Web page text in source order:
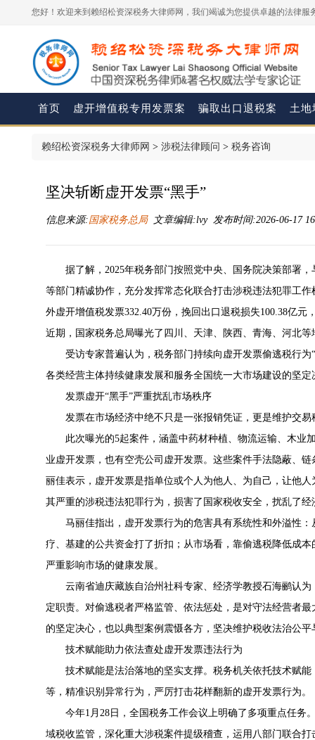
您好！欢迎来到赖绍松资深税务大律师网，我们竭诚为您提供卓越的法律服
首页 虚开增值税专用发票案 骗取出口退税案 土地
赖绍松资深税务大律师网 > 涉税法律顾问 > 税务咨询
坚决斩断虚开发票“黑手”
信息来源:国家税务总局文章编辑:lvy 发布时间:2026-06-17
据了解，2025年税务部门按照党中央、国务院决策部署
等部门精诚协作，充分发挥常态化联合打击涉税违法犯罪工
外虚开增值税发票332.40万份，挽回出口退税损失100.38亿
近期，国家税务总局曝光了四川、天津、陕西、青海、河北
受访专家普遍认为，税务部门持续向虚开发票偷逃税行
各类经营主体持续健康发展和服务全国统一大市场建设的坚定
发票虚开“黑手”严重扰乱市场秩序
发票在市场经济中绝不只是一张报销凭证，更是维护交
此次曝光的5起案件，涵盖中药材种植、物流运输、木业
业虚开发票，也有空壳公司虚开发票。这些案件手法隐蔽、
丽佳表示，虚开发票是指单位或个人为他人、为自己，让他
其严重的涉税违法犯罪行为，损害了国家税收安全，扰乱了
马丽佳指出，虚开发票行为的危害具有系统性和外溢性
疗、基建的公共资金打了折扣；从市场看，靠偷逃税降低成
严重影响市场的健康发展。
云南省迪庆藏族自治州社科专家、经济学教授石海鹂认
定职责。对偷逃税者严格监管、依法惩处，是对守法经营者
的坚定决心，也以典型案例震慑各方，坚决维护税收法治公
技术赋能助力依法查处虚开发票违法行为
技术赋能是法治落地的坚实支撑。税务机关依托‌技术赋
等，精准识别异常行为，严厉打击花样翻新的虚开发票行为。
今年1月28日，全国税务工作会议上明确了多项重点任务
域税收监管，深化重大涉税案件提级稽查，运用八部门联合